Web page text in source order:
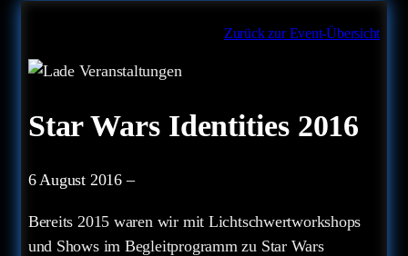
Zurück zur Event-Übersicht
Star Wars Identities 2016
6 August 2016–
Bereits 2015 waren wir mit Lichtschwertworkshops
und Shows im Begleitprogramm zu Star Wars